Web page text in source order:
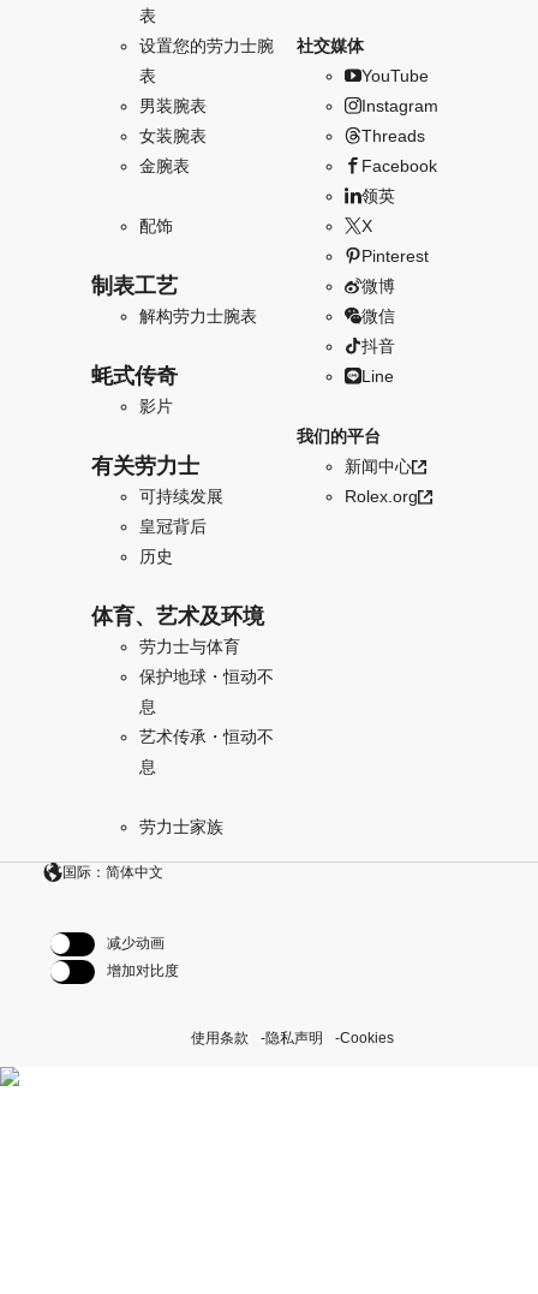
表
设置您的劳力士腕
表
男装腕表
女装腕表
金腕表
配饰
制表工艺
解构劳力士腕表
蚝式传奇
影片
有关劳力士
可持续发展
皇冠背后
历史
体育、艺术及环境
劳力士与体育
保护地球・恒动不
息
艺术传承・恒动不
息
劳力士家族
社交媒体
YouTube
Instagram
Threads
Facebook
领英
X
Pinterest
微博
微信
抖音
Line
我们的平台
新闻中心
Rolex.org
国际：简体中文
减少动画
增加对比度
使用条款 隐私声明 Cookies